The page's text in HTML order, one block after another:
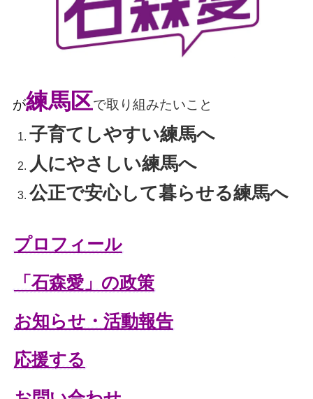
が練馬区で取り組みたいこと
子育てしやすい練馬へ
人にやさしい練馬へ
公正で安心して暮らせる練馬へ
プロフィール
「石森愛」の政策
お知らせ・活動報告
応援する